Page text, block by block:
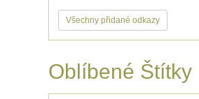
Všechny přidané odkazy
Oblíbené Štítky